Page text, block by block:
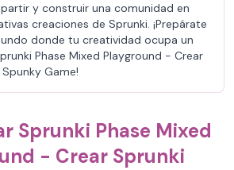
y construir una comunidad en
creaciones de Sprunki. ¡Prepárate
donde tu creatividad ocupa un
Phase Mixed Playground - Crear
Game!
Sprunki Phase Mixed
- Crear Sprunki